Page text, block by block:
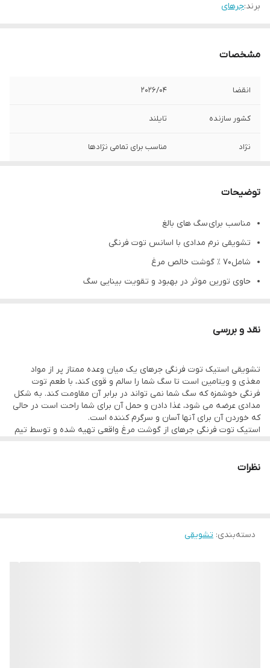
برند:جرهای
مشخصات
انقضا 202۶/۰۴
کشور سازنده تایلند
نژاد مناسب برای تمامی نژادها
توضیحات
مناسب برای سگ های بالغ
تشویقی نرم مدادی با اسانس توت فرنگی
شامل70 ٪ گوشت خالص مرغ
حاوی تورین موثر در بهبود و تقویت بینایی سگ
دارای انتی اکسیدان برای کمک به سیستم ایمنی
نقد و بررسی
تشویقی استیک توت فرنگی جرهای یک میان وعده ممتاز پر از مواد
مغذی و ویتامین است تا سگ شما را سالم و قوی کند، با طعم توت
فرنگی خوشمزه که سگ شما نمی تواند در برابر آن مقاومت کند. به شکل
مدادی عرضه می شود، غذا دادن و حمل آن برای شما راحت است در حالی
که خوردن آن برای آنها آسان و سرگرم کننده است.
استیک توت فرنگی جرهای از گوشت مرغ واقعی تهیه شده و توسط تیم
شود که بهداشتی، ایمن و پر از تمام مواد مغذی است که سگ شما برای
نظرات
دسته‌بندی: تشویقی